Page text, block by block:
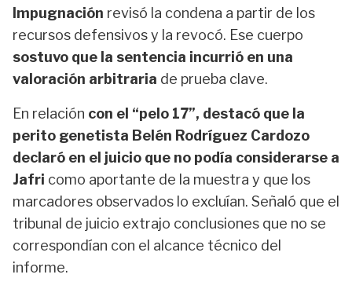
Impugnación revisó la condena a partir de los
recursos defensivos y la revocó. Ese cuerpo
sostuvo que la sentencia incurrió en una
valoración arbitraria de prueba clave.
En relación con el “pelo 17”, destacó que la
perito genetista Belén Rodríguez Cardozo
declaró en el juicio que no podía considerarse a
Jafri como aportante de la muestra y que los
marcadores observados lo excluían. Señaló que el
tribunal de juicio extrajo conclusiones que no se
correspondían con el alcance técnico del
informe.